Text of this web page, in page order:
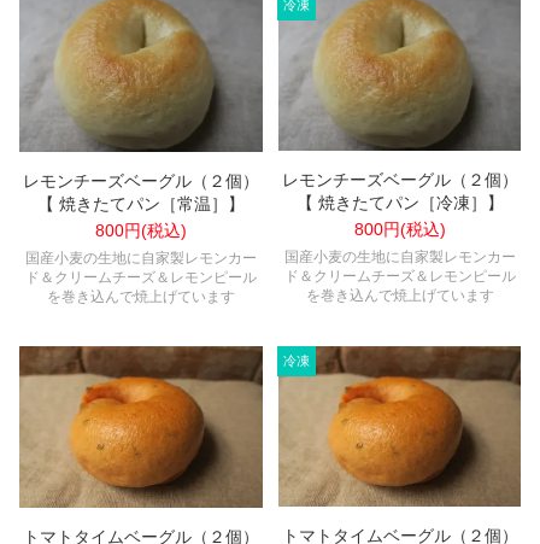
レモンチーズベーグル（２個）
【 焼きたてパン［常温］】
800円(税込)
国産小麦の生地に自家製レモンカー
ド＆クリームチーズ＆レモンピール
を巻き込んで焼上げています
レモンチーズベーグル（２個）
【 焼きたてパン［冷凍］】
800円(税込)
国産小麦の生地に自家製レモンカー
ド＆クリームチーズ＆レモンピール
を巻き込んで焼上げています
トマトタイムベーグル（２個）
トマトタイムベーグル（２個）